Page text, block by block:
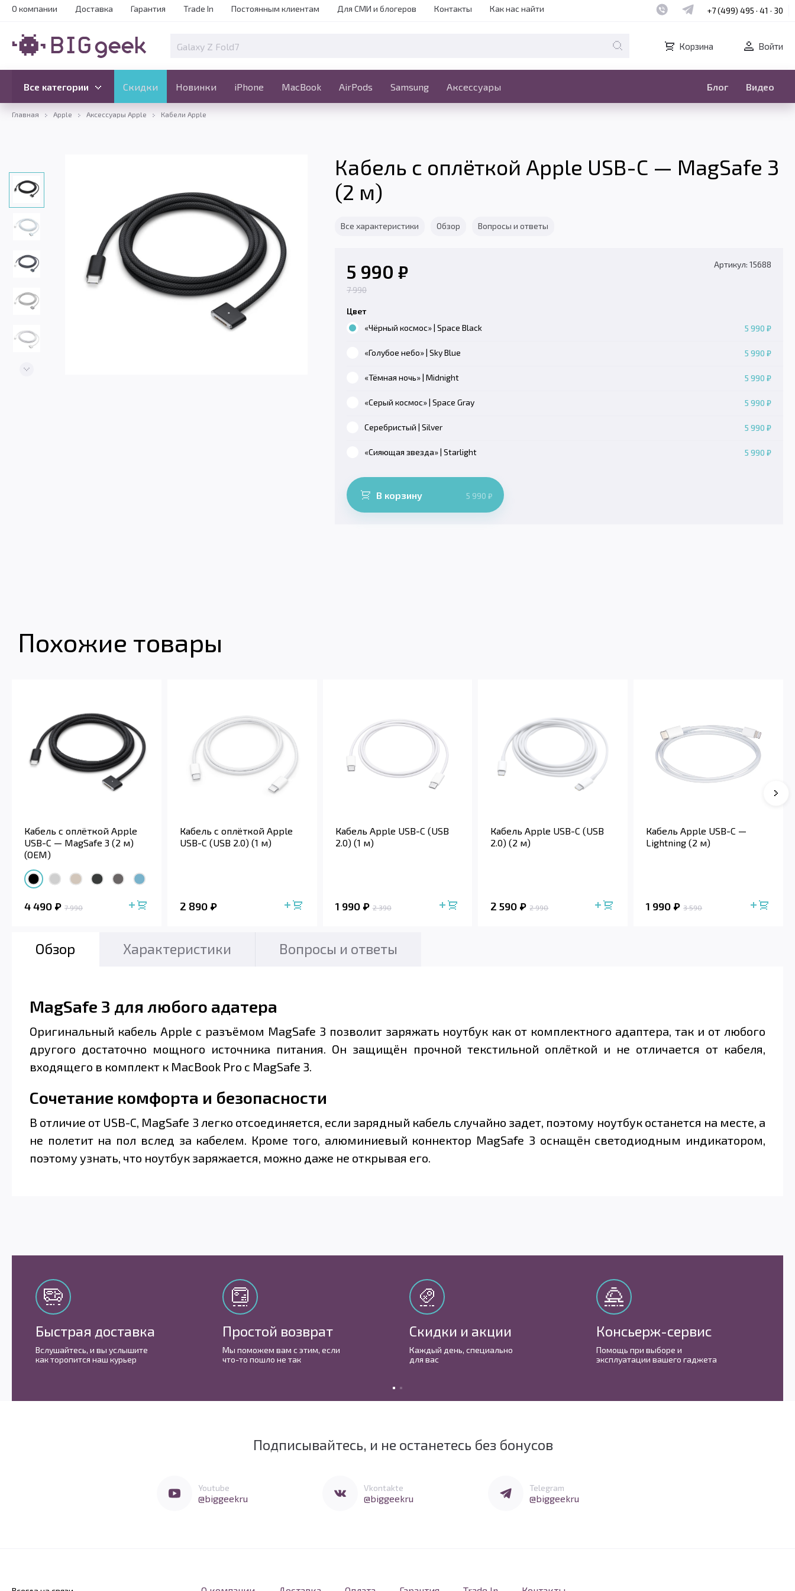
О компании Доставка Гарантия Trade In Постоянным клиентам Для СМИ и блогеров Контакты Как нас найти Наш whatsapp
Наш telegram
+7 (499) 495 · 41 · 30
Корзина Войти
Все категории Скидки Новинки iPhone MacBook AirPods Samsung Аксессуары Блог Видео
Скидки Новинки iPhone MacBook
Все категории Ещё
Главная Apple Аксессуары Apple Кабели Apple
Кабель с оплёткой Apple USB-C — MagSafe 3
(2 м)
Все характеристики Обзор Вопросы и ответы
5 990 ₽ Артикул: 15688
7 990
Цвет
«Чёрный космос» | Space Black
5 990 ₽
«Голубое небо» | Sky Blue 5 990 ₽
«Тёмная ночь» | Midnight 5 990 ₽
«Серый космос» | Space Gray 5 990 ₽
Серебристый | Silver 5 990 ₽
«Сияющая звезда» | Starlight 5 990 ₽
В корзину 5 990 ₽
Похожие товары
Кабель с оплёткой Apple
USB-C — MagSafe 3 (2 м)
(OEM)
4 490 7 990
Кабель с оплёткой Apple
USB-C (USB 2.0) (1 м)
2 890
Кабель Apple USB-C (USB
2.0) (1 м)
1 990 2 390
Кабель Apple USB-C (USB
2.0) (2 м)
2 590 2 990
Кабель Apple USB-C —
Lightning (2 м)
1 990 3 590
Обзор Характеристики Вопросы и ответы
MagSafe 3 для любого адатера
Оригинальный кабель Apple с разъёмом MagSafe 3 позволит заряжать ноутбук как от комплектного адаптера, так и от любого
другого достаточно мощного источника питания. Он защищён прочной текстильной оплёткой и не отличается от кабеля,
входящего в комплект к MacBook Pro c MagSafe 3.
Сочетание комфорта и безопасности
В отличие от USB-C, MagSafe 3 легко отсоединяется, если зарядный кабель случайно задет, поэтому ноутбук останется на месте, а
не полетит на пол вслед за кабелем. Кроме того, алюминиевый коннектор MagSafe 3 оснащён светодиодным индикатором,
поэтому узнать, что ноутбук заряжается, можно даже не открывая его.
Быстрая доставка
Вслушайтесь, и вы услышите
как торопится наш курьер
Простой возврат
Мы поможем вам с этим, если
что-то пошло не так
Скидки и акции
Каждый день, cпециально
для вас
Консьерж-сервис
Помощь при выборе и
эксплуатации вашего гаджета
Подписывайтесь, и не останетесь без бонусов
Youtube
@biggeekru
Vkontakte
@biggeekru
Telegram
@biggeekru